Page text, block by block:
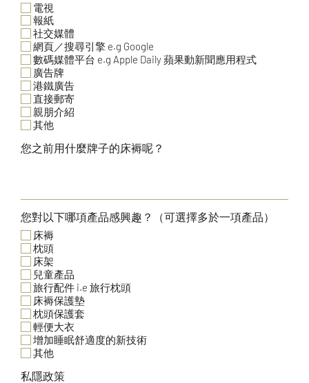
電視
報紙
社交媒體
網頁／搜尋引擎 e.g Google
數碼媒體平台 e.g Apple Daily 蘋果動新聞應用程式
廣告牌
港鐵廣告
直接郵寄
親朋介紹
其他
您之前用什麼牌子的床褥呢？
您對以下哪項產品感興趣？（可選擇多於一項產品）
床褥
枕頭
床架
兒童產品
旅行配件 i.e 旅行枕頭
床褥保護墊
枕頭保護套
輕便大衣
增加睡眠舒適度的新技術
其他
私隱政策